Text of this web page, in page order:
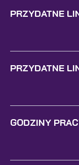
PRZYDATNE
PRZYDATNE
GODZINY